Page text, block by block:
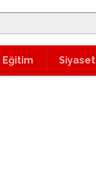
Eğitim Siyaset